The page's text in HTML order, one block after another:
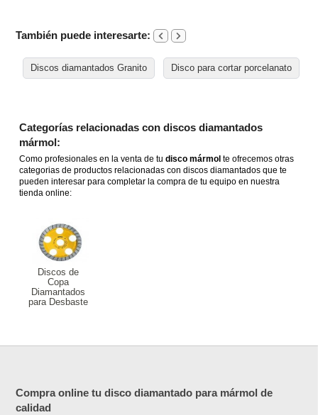
También puede interesarte:
Discos diamantados Granito Disco para cortar porcelanato
Categorías relacionadas con discos diamantados
mármol:
Como profesionales en la venta de tudisco mármol te ofrecemos otras
categorias de productos relacionadas con discos diamantados que te
pueden interesar para completar la compra de tu equipo en nuestra
tienda online:
Discos de
Copa
Diamantados
para Desbaste
Compra online tu disco diamantado para mármol de
calidad